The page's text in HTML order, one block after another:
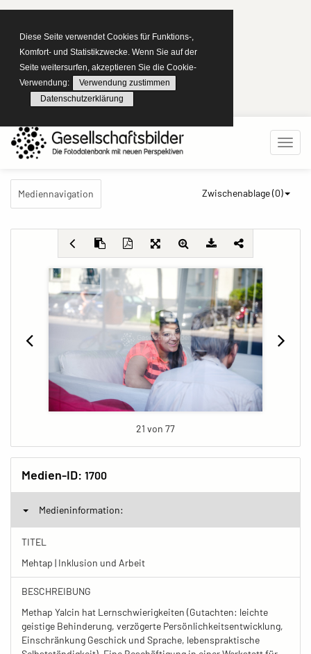
Diese Seite verwendet Cookies für Funktions-,
Komfort- und Statistikzwecke. Wenn Sie auf der
Seite weitersurfen, akzeptieren Sie die Cookie-
Verwendung:
Verwendung zustimmen
Datenschutzerklärung
Mediennavigation Zwischenablage (0)
21 von 77
Medien-ID: 1700
Medieninformation:
TITEL
Mehtap | Inklusion und Arbeit
BESCHREIBUNG
Methap Yalcin hat Lernschwierigkeiten (Gutachten: leichte
geistige Behinderung, verzögerte Persönlichkeitsentwicklung,
Einschränkung Geschick und Sprache, lebenspraktische